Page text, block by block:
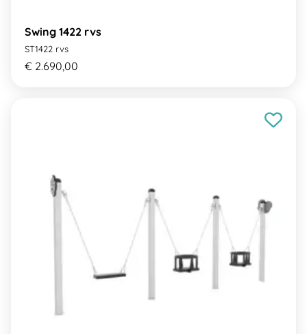
Swing 1422 rvs
ST1422 rvs
€ 2.690,00